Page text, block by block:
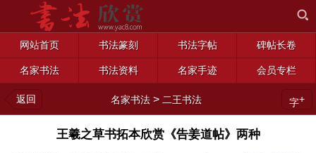
网站首页 书法篆刻 书法字帖 碑帖长卷
名家书法 书法资料 名家手迹 会员专栏
返回 名家书法 > 二王书法 字+
王羲之草书拓本欣赏《告姜道帖》两种